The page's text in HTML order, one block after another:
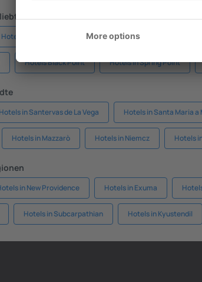
Städte
Hotels in George Town Hotels in Nassau
Hotels Black Point Hotels in Spring Point
Hotels in Santervas de La Vega Hotels in Santa Maria a
Hotels in Mazzarò Hotels in Niemcz Hotels
in New Providence Hotels in Exuma
Hotels in Subcarpathian Hotels in Kyustendil